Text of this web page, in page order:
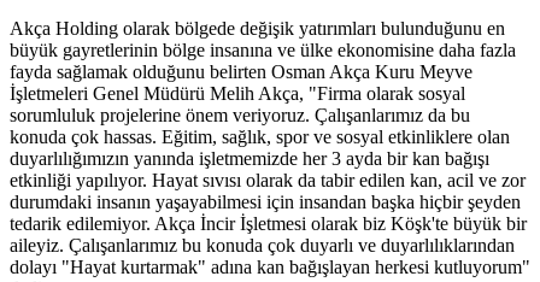
Akça Holding olarak bölgede değişik yatırımları bulunduğunu en
büyük gayretlerinin bölge insanına ve ülke ekonomisine daha fazla
fayda sağlamak olduğunu belirten Osman Akça Kuru Meyve
İşletmeleri Genel Müdürü Melih Akça, "Firma olarak sosyal
sorumluluk projelerine önem veriyoruz. Çalışanlarımız da bu
konuda çok hassas. Eğitim, sağlık, spor ve sosyal etkinliklere olan
duyarlılığımızın yanında işletmemizde her 3 ayda bir kan bağışı
etkinliği yapılıyor. Hayat sıvısı olarak da tabir edilen kan, acil ve zor
durumdaki insanın yaşayabilmesi için insandan başka hiçbir şeyden
tedarik edilemiyor. Akça İncir İşletmesi olarak biz Köşk'te büyük bir
aileyiz. Çalışanlarımız bu konuda çok duyarlı ve duyarlılıklarından
dolayı "Hayat kurtarmak" adına kan bağışlayan herkesi kutluyorum"